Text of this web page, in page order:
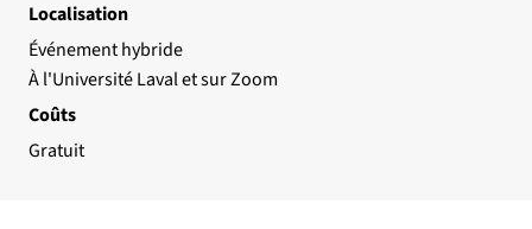
Localisation
Événement hybride
À l'Université Laval et sur Zoom
Coûts
Gratuit